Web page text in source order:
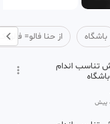
باشگاه از حنا فالو=
تناسب اندام